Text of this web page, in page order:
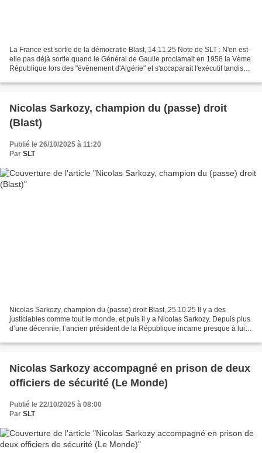
La France est sortie de la démocratie Blast, 14.11.25 Note de SLT : N'en est-
elle pas déjà sortie quand le Général de Gaulle proclamait en 1958 la Vème
République lors des "évènement d'Algérie" et s'accaparait l'exécutif tandis
Nicolas Sarkozy, champion du (passe) droit
(Blast)
Publié le 26/10/2025 à 11:20
Par SLT
Nicolas Sarkozy, champion du (passe) droit Blast, 25.10.25 Il y a des
justiciables comme tout le monde, et puis il y a Nicolas Sarkozy. Depuis plus
d’une décennie, l’ancien président de la République incarne presque à lui
Nicolas Sarkozy accompagné en prison de deux
officiers de sécurité (Le Monde)
Publié le 22/10/2025 à 08:00
Par SLT